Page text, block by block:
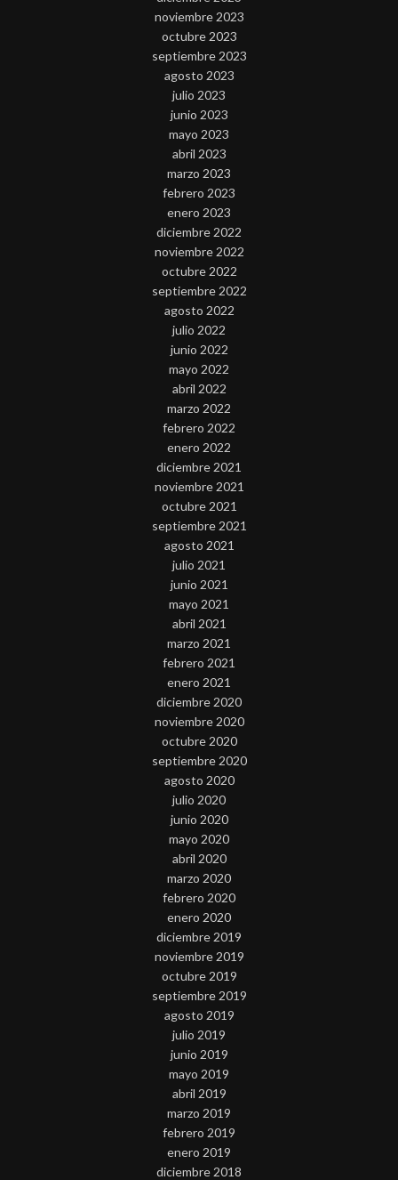
noviembre 2023
octubre 2023
septiembre 2023
agosto 2023
julio 2023
junio 2023
mayo 2023
abril 2023
marzo 2023
febrero 2023
enero 2023
diciembre 2022
noviembre 2022
octubre 2022
septiembre 2022
agosto 2022
julio 2022
junio 2022
mayo 2022
abril 2022
marzo 2022
febrero 2022
enero 2022
diciembre 2021
noviembre 2021
octubre 2021
septiembre 2021
agosto 2021
julio 2021
junio 2021
mayo 2021
abril 2021
marzo 2021
febrero 2021
enero 2021
diciembre 2020
noviembre 2020
octubre 2020
septiembre 2020
agosto 2020
julio 2020
junio 2020
mayo 2020
abril 2020
marzo 2020
febrero 2020
enero 2020
diciembre 2019
noviembre 2019
octubre 2019
septiembre 2019
agosto 2019
julio 2019
junio 2019
mayo 2019
abril 2019
marzo 2019
febrero 2019
enero 2019
diciembre 2018